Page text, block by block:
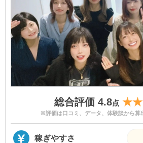
総合評価 4.8点
※評価は口コミ、データ、体験談から算
稼ぎやすさ